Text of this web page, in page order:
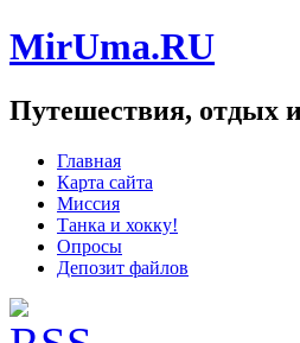
MirUma.RU
Путешествия, отдых
Главная
Карта сайта
Миссия
Танка и хокку!
Опросы
Депозит файлов